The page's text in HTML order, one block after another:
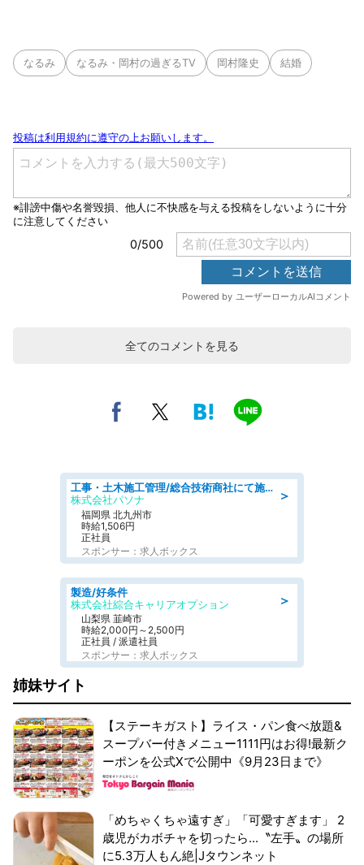
なるみ なるみ・岡村の過ぎるTV 岡村隆史 結婚
全てのコメントを見る
＞
工事・土木施工管理/総合技術商社にて施工管理のお仕事/即日勤務可/車通勤可/工事・土木施工管理/生産・品質管理
株式会社パソナ
福岡県 北九州市
時給1,506円
正社員
スポンサー：求人ボックス
＞
製造/好条件
株式会社綜合キャリアオプション
山梨県 韮崎市
時給2,000円～2,500円
正社員 / 派遣社員
スポンサー：求人ボックス
姉妹サイト
【ステーキガスト】ライス・パン食べ放題&
スープバー付きメニュー1111円はお得!最新ク
ーポンを公式Xで公開中《9月23日まで》
「めちゃくちゃ遠すぎ」「可愛すぎます」 2
歳児がカボチャを切ったら...〝左手〟の場所
に5.3万人もん絶|Jタウンネット